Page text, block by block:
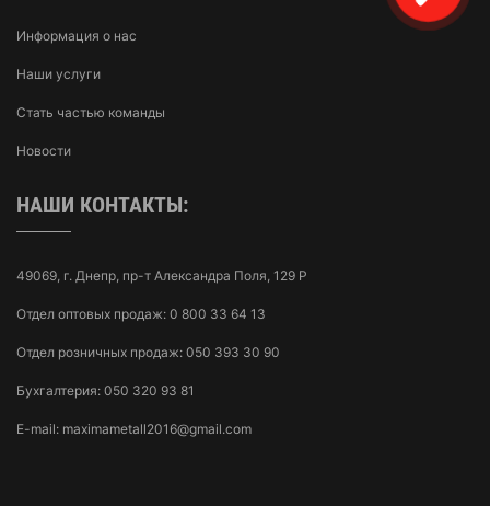
Информация о нас
Наши услуги
Стать частью команды
Новости
НАШИ КОНТАКТЫ:
49069, г. Днепр, пр-т Александра Поля, 129 Р
Отдел оптовых продаж: 0 800 33 64 13
Отдел розничных продаж: 050 393 30 90
Бухгалтерия: 050 320 93 81
E-mail: maximametall2016@gmail.com